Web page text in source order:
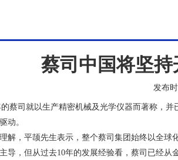
蔡司中国将坚
发布
蔡司 就以生产精密机械及光学仪器而著称，
动。
，平颉先生表示，整个蔡司集团始终以全球
导，但从过去10年的发展经验看，蔡司已经